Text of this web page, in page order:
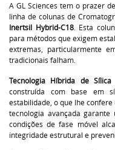
A GL Sciences tem o prazer
linha de colunas de
Inertsil Hybrid-C18. Esta
para métodos que exigem
extremas, particularmente
tradicionais falham.
Tecnologia Híbrida de Sílica
construída com base em
estabilidade, o que lhe
tecnologia avançada
condições de fase móvel
integridade estrutural e